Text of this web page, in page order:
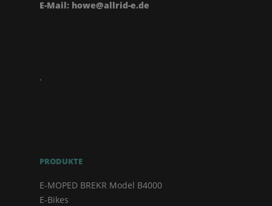
E-Mail: howe@allrid-e.de
.
PRODUKTE
E-MOPED BREKR Model B4000
E-Bikes